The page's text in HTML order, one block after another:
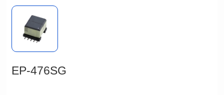
EP-476SG